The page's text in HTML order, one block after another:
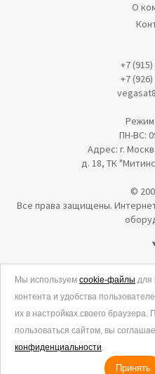
О
+7
+7
ПН-ВС:
Адрес: г.
д. 18, ТК
©
Все права защищены.
Политика в отношении
Согласие на обработку
Согласие на обработку данных
Политика использования cookies
Мы используем cookie-файлы для
контента и удобства
их в настройках своего браузера.
пользоваться сайтом, вы
конфиденциальности.
Принять